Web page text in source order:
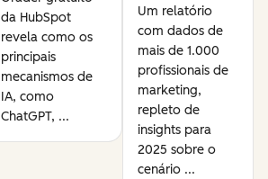
da HubSpot
revela como os
principais
mecanismos de
IA, como
ChatGPT, ...
Um relatório
com dados de
mais de 1.000
profissionais de
marketing,
repleto de
insights para
2025 sobre o
cenário ...